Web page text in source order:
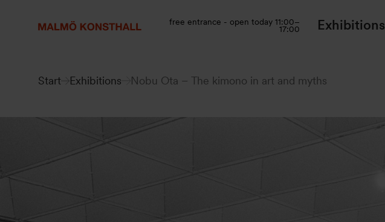
accessibility
free entrance - open today 11:00–
17:00 Exhibitions
Start Exhibitions Nobu Ota – The kimono in art and myths